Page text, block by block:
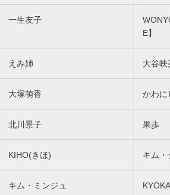
一生友子
E】
えみ姉 大谷映
大塚萌香 かわに
北川景子 果歩
KIHO(きほ) キム・
キム・ミンジュ